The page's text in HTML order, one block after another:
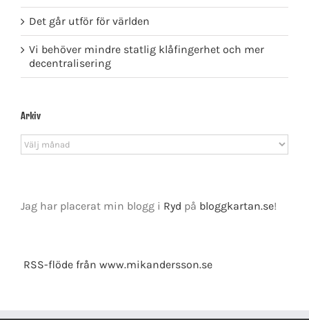
Det går utför för världen
Vi behöver mindre statlig klåfingerhet och mer
decentralisering
Arkiv
Arkiv
Jag har placerat min blogg i Ryd på bloggkartan.se!
RSS-flöde från www.mikandersson.se